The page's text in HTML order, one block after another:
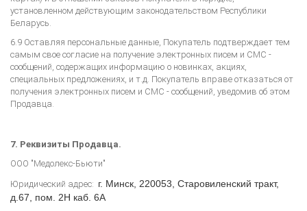
установленном действующим законодательством Республики
Беларусь.
6.9 Оставляя персональные данные, Покупатель подтверждает тем
самым свое согласие на получение электронных писем и СМС -
сообщений, содержащих информацию о новинках, акциях,
специальных предложениях, и т.д. Покупатель вправе отказаться от
получения электронных писем и СМС - сообщений, уведомив об этом
Продавца.
7. Реквизиты Продавца.
ООО "Медолекс-Бьюти"
Юридический адрес: г. Минск, 220053, Старовиленский тракт,
д.67, пом. 2Н каб. 6А